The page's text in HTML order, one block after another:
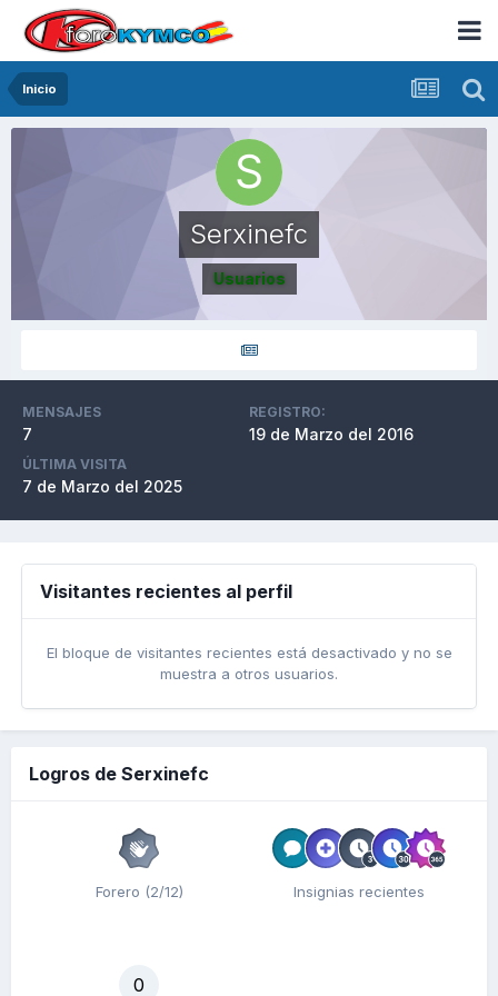
Inicio
Serxinefc
Usuarios
MENSAJES
7
REGISTRO:
19 de Marzo del 2016
ÚLTIMA VISITA
7 de Marzo del 2025
Visitantes recientes al perfil
El bloque de visitantes recientes está desactivado y no se
muestra a otros usuarios.
Logros de Serxinefc
Forero (2/12) Insignias recientes
0